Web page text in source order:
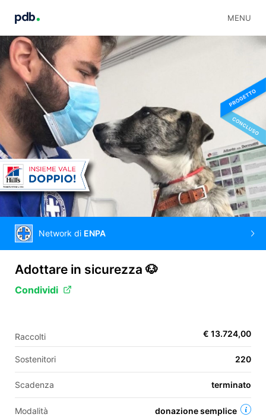
MENU
FR
Network di ENPA
Adottare in sicurezza 🐶
Condividi
Raccolti € 13.724,00
Sostenitori 220
Scadenza terminato
Modalità donazione semplice